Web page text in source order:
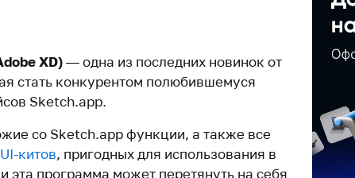
XD)— одна из последних новинок от
стать конкурентом полюбившемуся
Sketch.app.
со Sketch.app функции, а также все
UI-китов, пригодных для использования в
эта программа может перетянуть на себя